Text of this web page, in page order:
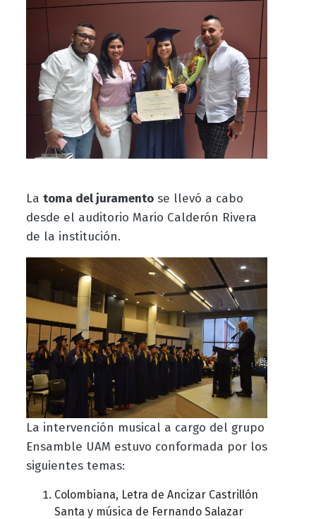
La toma del juramentose llevó a cabo
desde el auditorio Mario Calderón Rivera
de la institución.
La intervención musical a cargo del grupo
Ensamble UAM estuvo conformada por los
siguientes temas:
Colombiana, Letra de Ancizar Castrillón
Santa y música de Fernando Salazar